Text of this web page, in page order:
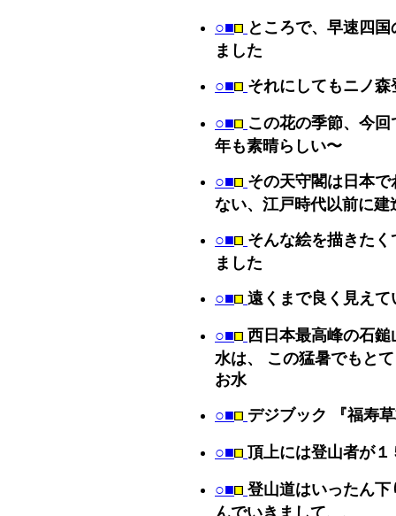
○■ ところで、早速四
ました
○■ それにしてもニノ
○■ この花の季節、今
年も素晴らしい〜
○■ その天守閣は日本
ない、江戸時代以前に建
○■ そんな絵を描きた
ました
○■ 遠くまで良く見えて
○■ 西日本最高峰の石鎚
水は、 この猛暑でもと
お水
○■ デジブック 『福寿
○■ 頂上には登山者が１
○■ 登山道はいったん
んでいきまして、、